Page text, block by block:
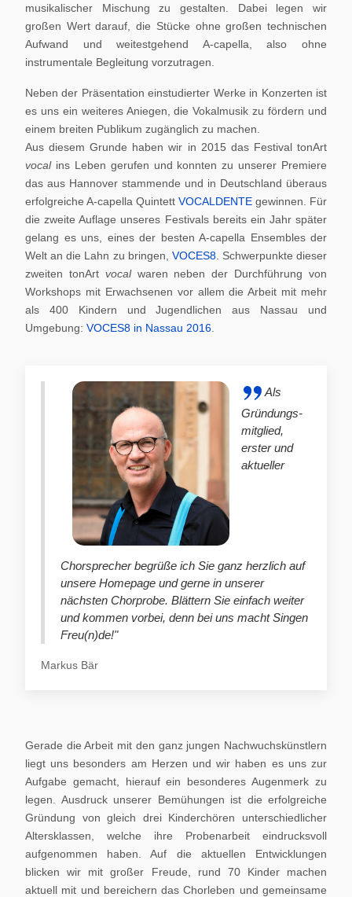
musikalischer Mischung zu gestalten. Dabei legen wir
großen Wert darauf, die Stücke ohne großen technischen
Aufwand und weitestgehend A-capella, also ohne
instrumentale Begleitung vorzutragen.
Neben der Präsentation einstudierter Werke in Konzerten ist
es uns ein weiteres Aniegen, die Vokalmusik zu fördern und
einem breiten Publikum zugänglich zu machen.
Aus diesem Grunde haben wir in 2015 das Festival tonArt
vocal ins Leben gerufen und konnten zu unserer Premiere
das aus Hannover stammende und in Deutschland überaus
erfolgreiche A-capella Quintett VOCALDENTE gewinnen. Für
die zweite Auflage unseres Festivals bereits ein Jahr später
gelang es uns, eines der besten A-capella Ensembles der
Welt an die Lahn zu bringen, VOCES8. Schwerpunkte dieser
zweiten tonArt vocalwaren neben der Durchführung von
Workshops mit Erwachsenen vor allem die Arbeit mit mehr
als 400 Kindern und Jugendlichen aus Nassau und
Umgebung: VOCES8 in Nassau 2016
Als
Gründungs-
mitglied,
erster und
aktueller
Chorsprecher begrüße ich Sie ganz herzlich auf
unsere Homepage und gerne in unserer
nächsten Chorprobe. Blättern Sie einfach weiter
und kommen vorbei, denn bei uns macht Singen
Freu(n)de!"
Markus Bär
Gerade die Arbeit mit den ganz jungen Nachwuchskünstlern
liegt uns besonders am Herzen und wir haben es uns zur
Aufgabe gemacht, hierauf ein besonderes Augenmerk zu
legen. Ausdruck unserer Bemühungen ist die erfolgreiche
Gründung von gleich drei Kinderchören unterschiedlicher
Altersklassen, welche ihre Probenarbeit eindrucksvoll
aufgenommen haben. Auf die aktuellen Entwicklungen
blicken wir mit großer Freude, rund 70 Kinder machen
aktuell mit und bereichern das Chorleben und gemeinsame